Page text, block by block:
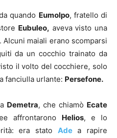
quando Eumolpo, fratello di
Eubuleo, aveva visto una
maiali erano scomparsi
da un cocchio trainato da
il volto del cocchiere, solo
fanciulla urlante: Persefone.
Demetra, che chiamò Ecate
affrontarono Helios, e lo
era statoAdea rapire